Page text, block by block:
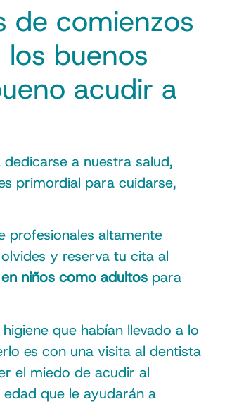
de comienzos
buenos
acudir a
a nuestra salud,
primordial para cuidarse,
profesionales altamente
y reserva tu cita al
niños como adultos para
que habían llevado a lo
es con una visita al dentista
el miedo de acudir al
que le ayudarán a